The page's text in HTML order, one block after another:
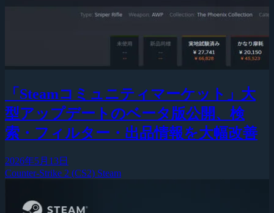
「Steamコミュニティマーケット」大
型アップデートのベータ版公開、検
索・フィルター・出品情報を大幅改善
2026年5月13日
Counter-Strike 2 (CS2) Steam